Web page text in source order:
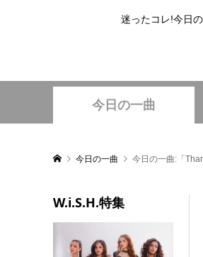
迷ったコレ!今日
今日の一曲
今日の一曲 今日の一曲:「
W.i.S.H.特集